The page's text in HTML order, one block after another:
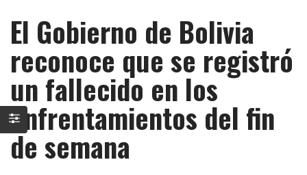
El Gobierno de Bolivia
reconoce que se registró
un fallecido en los
enfrentamientos del fin
de semana